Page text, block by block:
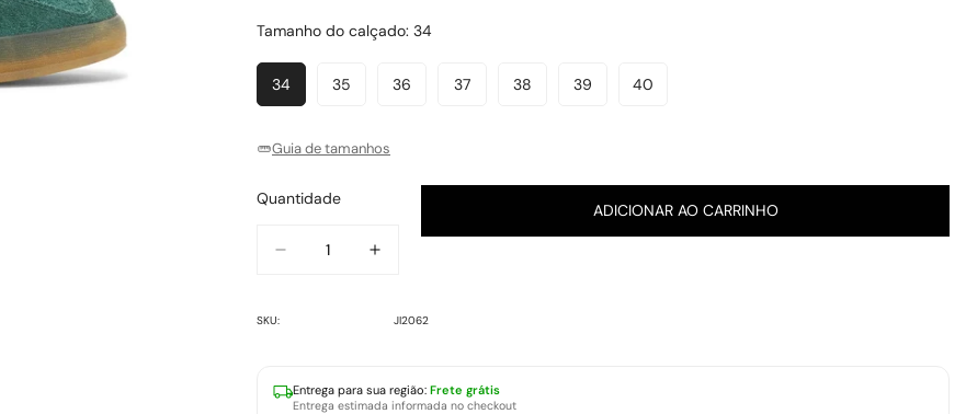
Tamanho do calçado: 34
34Variante
Esgotada
Indisponível
35Variante
Indisponível
36Variante37Variante38Variante39Variante40Variante
Guia de tamanhos
Quantidade
ADICIONAR AO CARRINHO
SKU: JI2062
Entrega para sua região: Frete grátis
Entrega estimada informada no checkout